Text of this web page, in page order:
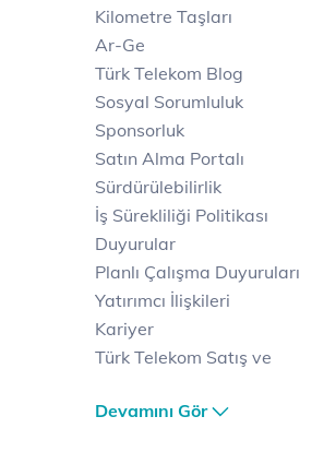
Kilometre Taşları
Ar-Ge
Türk Telekom Blog
Sosyal Sorumluluk
Sponsorluk
Satın Alma Portalı
Sürdürülebilirlik
İş Sürekliliği Politikası
Duyurular
Planlı Çalışma Duyuruları
Yatırımcı İlişkileri
Kariyer
Türk Telekom Satış ve
Türk Telekom Finansal
Devamını Gör